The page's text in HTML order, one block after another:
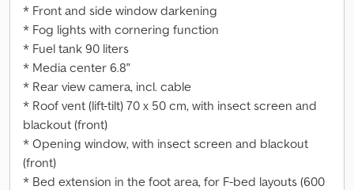
* Front and side window darkening
* Fog lights with cornering function
* Fuel tank 90 liters
* Media center 6.8"
* Rear view camera, incl. cable
* Roof vent (lift-tilt) 70 x 50 cm, with insect screen and
blackout (front)
* Opening window, with insect screen and blackout
(front)
* Bed extension in the foot area, for F-bed layouts (600